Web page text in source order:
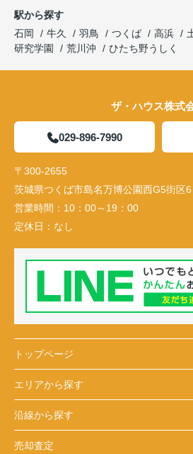
駅から探す
石岡
牛久 羽鳥 つくば 高浜
研究学園
荒川沖 ひたち野うしく
ザ・ハウス株式
029-896-7990
〒300-2655
茨城県つくば市島名万博公園西G5街区
営業時間： 10：00～19：00
定休日： なし
トップページ
エリアから探す
沿線から探す
売却査定